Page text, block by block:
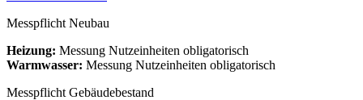
Messpflicht Neubau
Heizung: Messung Nutzeinheiten obligatorisch
Warmwasser: Messung Nutzeinheiten obligatorisch
Messpflicht Gebäudebestand